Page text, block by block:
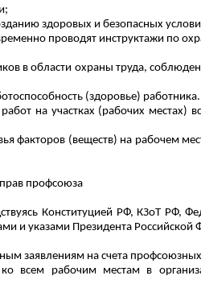
здоровых и безопасных
проводят инструктажи по
в области охраны труда,
(здоровье) работника.
на участках (рабочих местах)
(веществ) на рабочем
профсоюза
Конституцией РФ, КЗоТ
и указами Президента
заявлениям на счета
всем рабочим местам в